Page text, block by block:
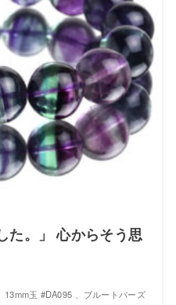
た。」 心からそう思
玉 #DA095 、ブルートパーズ